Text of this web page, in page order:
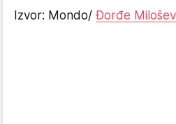
Izvor: Mondo/Đorđe